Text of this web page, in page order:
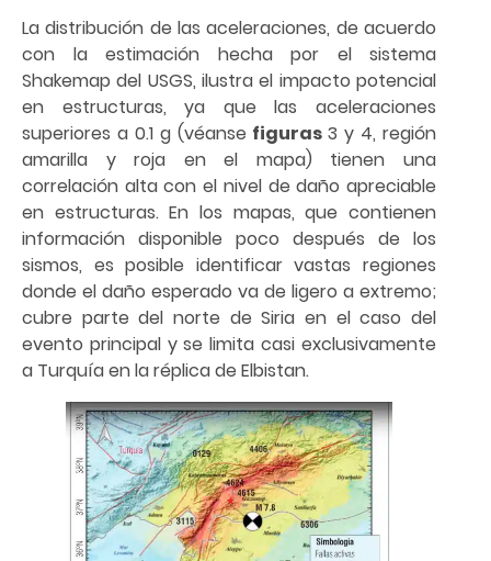
La distribución de las aceleraciones, de acuerdo
con la estimación hecha por el sistema
Shakemap del USGS, ilustra el impacto potencial
en estructuras, ya que las aceleraciones
superiores a 0.1 g (véanse figuras3 y 4, región
amarilla y roja en el mapa) tienen una
correlación alta con el nivel de daño apreciable
en estructuras. En los mapas, que contienen
información disponible poco después de los
sismos, es posible identificar vastas regiones
donde el daño esperado va de ligero a extremo;
cubre parte del norte de Siria en el caso del
evento principal y se limita casi exclusivamente
a Turquía en la réplica de Elbistan.